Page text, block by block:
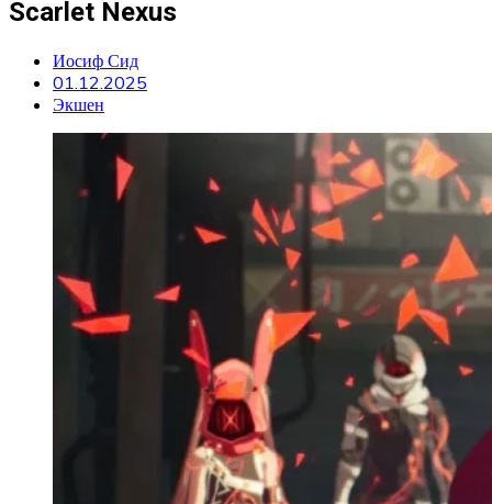
Scarlet Nexus
Иосиф Сид
01.12.2025
Экшен